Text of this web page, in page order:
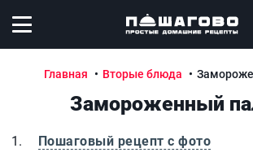
Открыть меню
Главная Вторые блюда
Замороженный
Пошаговый рецепт с фото